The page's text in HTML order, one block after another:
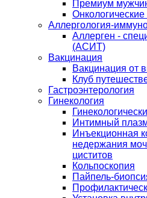
Премиум
Онкологические
Аллергология-
Аллерген -
(АСИТ)
Вакцинация
Вакцинация от
Клуб
Гастроэнтерология
Гинекология
Интимный
Инъекционная
недержания
циститов
Кольпоскопия
Пайпель-